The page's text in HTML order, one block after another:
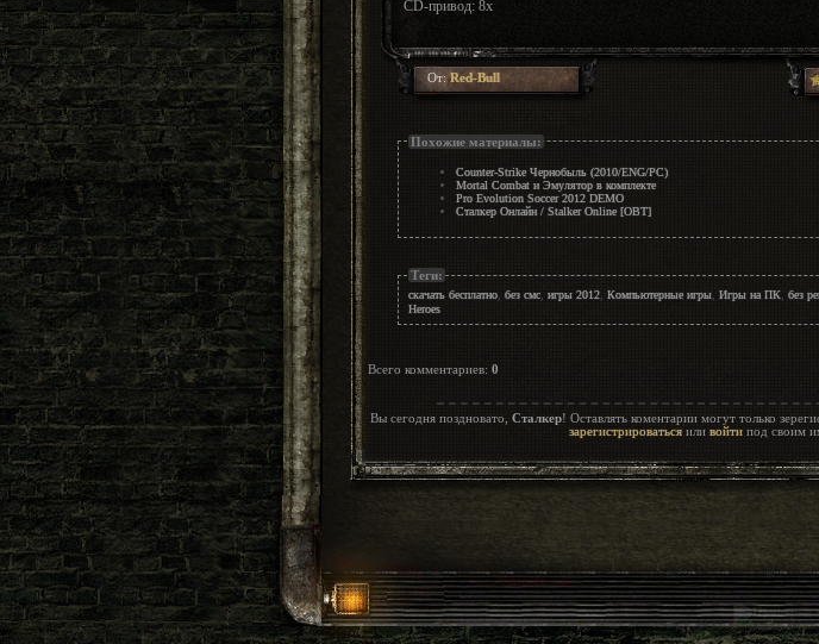
CD-привод: 8х
От:Red-Bull
Похожие материалы:
Counter-Strike Чернобыль (2010/ENG/PC)
Mortal Combat и Эмулятор в комплекте
Pro Evolution Soccer 2012 DEMO
Сталкер Онлайн / Stalker Online [OBT]
Теги:
скачать бесплатно, без смс, игры 2012, Компьютерные игры, Игры на ПК, без
Heroes
Всего комментариев: 0
Вы сегодня поздновато, Сталкер! Оставлять коментарии могут только
зарегистрироватьсяили войтипод своим